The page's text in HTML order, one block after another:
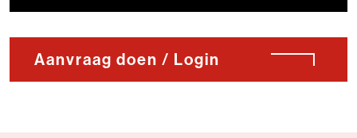
Aanvraag doen / Login